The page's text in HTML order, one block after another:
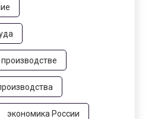
экономика России